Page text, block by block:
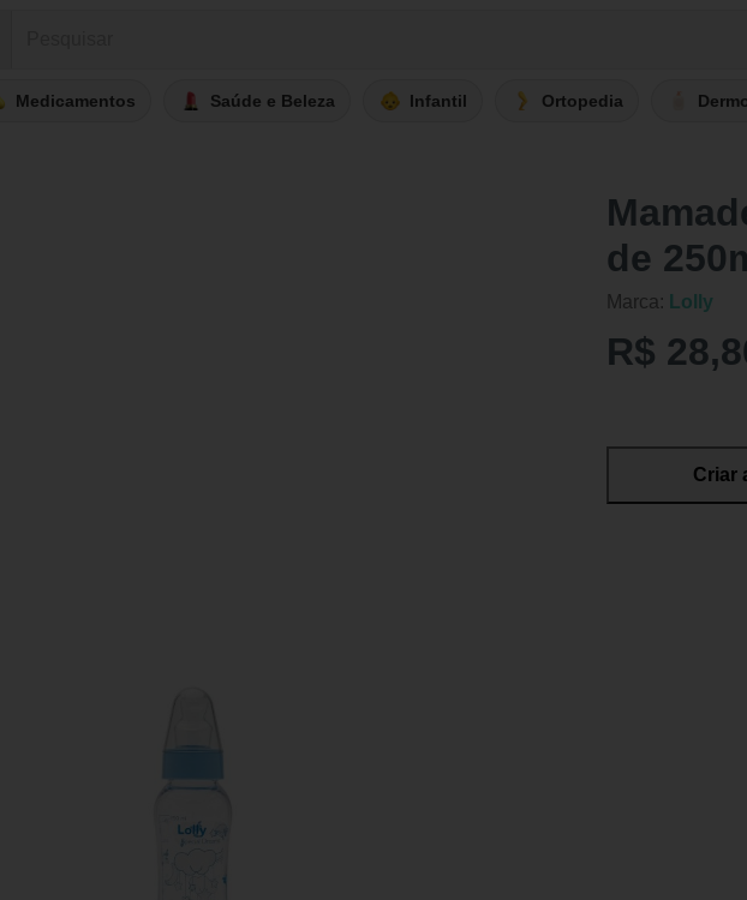
Medicamentos Saúde e Beleza Infantil Ortopedia
de
Marca: Lolly
R$
Criar